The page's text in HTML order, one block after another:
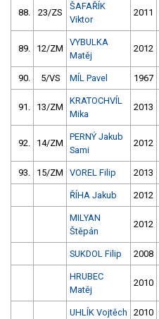
88. 23/ZS
ŠAFAŘÍK
Viktor
2011
89. 12/ZM
VYBULKA
Matěj
2012
90. 5/VS MÍL Pavel 1967
91. 13/ZM
KRATOCHVÍL
Mika
2013
92. 14/ZM
PERNÝ Jakub
Sami
2012
93. 15/ZM VOREL Filip 2013
ŘÍHA Jakub 2012
MILYAN
Štěpán
2012
SUKDOL Filip 2008
HRUBEC
Matěj
2010
UHLÍK Vojtěch 2010